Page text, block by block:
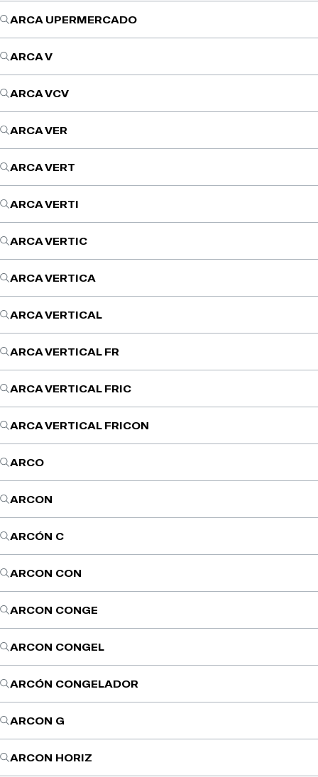
ARCA UPERMERCADO
ARCA V
ARCA VCV
ARCA VER
ARCA VERT
ARCA VERTI
ARCA VERTIC
ARCA VERTICA
ARCA VERTICAL
ARCA VERTICAL FR
ARCA VERTICAL FRIC
ARCA VERTICAL FRICON
ARCO
ARCON
ARCÓN C
ARCON CON
ARCON CONGE
ARCON CONGEL
ARCÓN CONGELADOR
ARCON G
ARCON HORIZ